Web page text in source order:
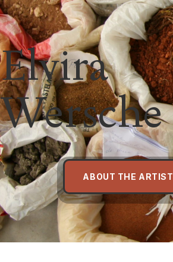
Elvira
Wersche
ABOUT THE ARTIST